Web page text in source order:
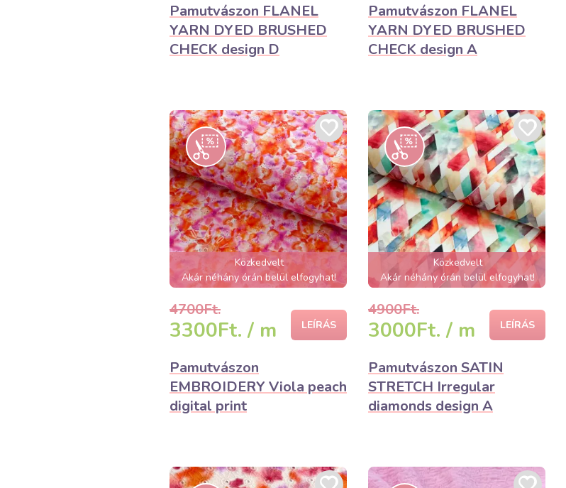
Pamutvászon FLANEL
YARN DYED BRUSHED
CHECK design D
Pamutvászon FLANEL
YARN DYED BRUSHED
CHECK design A
Közkedvelt
Akár néhány órán belül elfogyhat!
4700Ft.
3300Ft. / m LEÍRÁS
Pamutvászon
EMBROIDERY Viola peach
digital print
Közkedvelt
Akár néhány órán belül elfogyhat!
4900Ft.
3000Ft. / m LEÍRÁS
Pamutvászon SATIN
STRETCH Irregular
diamonds design A